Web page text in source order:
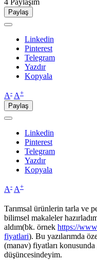
Paylaş
Linkedin
Pinterest
Telegram
Yazdır
Kopyala
A- A+
Paylaş
Linkedin
Pinterest
Telegram
Yazdır
Kopyala
A- A+
Tarımsal ürünlerin tarla ve
bilimsel makaleler
aldım(bk. örnek https://
fiyatlari). Bu yazılarımda
(manav) fiyatları
düşüncesindeyim.